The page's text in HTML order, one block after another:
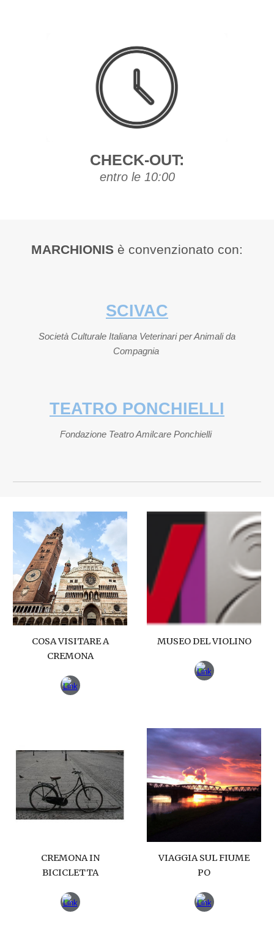
CHECK-OUT:
entro le 10:00
MARCHIONIS è convenzionato con:
SCIVAC
Società Culturale Italiana Veterinari per Animali da
Compagnia
TEATRO PONCHIELLI
Fondazione Teatro Amilcare Ponchielli
COSA VISITARE A
CREMONA
MUSEO DEL VIOLINO
CREMONA IN
BICICLETTA
VIAGGIA SUL FIUME
PO